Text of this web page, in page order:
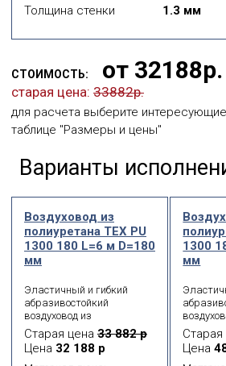
Толщина стенки
1.3 мм
СТОИМОСТЬ: от 32188р.
старая цена: 33882р.
для расчета выберите
таблице "Размеры и цены"
Варианты
Воздуховод из
полиуретана ТЕХ PU
1300 180 L=6 м D=180
мм
Эластичный и гибкий
абразивостойкий
воздуховод из
полиуретана с каркасом
из оцинкованной
высокоуглеродистой
Старая цена 33 882 р
Цена 32 188 р
1300
мм
из
Цена